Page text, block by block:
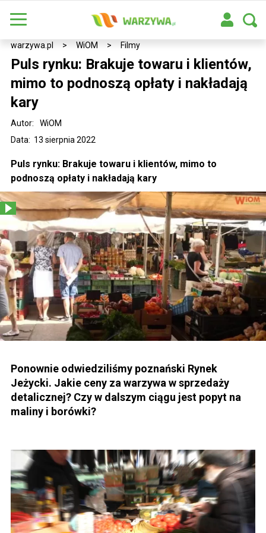
warzywa.pl > WiOM > Filmy
Puls rynku: Brakuje towaru i klientów,
mimo to podnoszą opłaty i nakładają
kary
Data: 13 sierpnia 2022
Autor: WiOM
Puls rynku: Brakuje towaru i klientów, mimo to
podnoszą opłaty i nakładają kary
Ponownie odwiedziliśmy poznański Rynek
Jeżycki. Jakie ceny za warzywa w sprzedaży
detalicznej? Czy w dalszym ciągu jest popyt na
maliny i borówki?